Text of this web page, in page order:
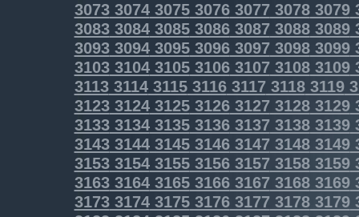
3073307430753076307730783079
3083308430853086308730883089
3093309430953096309730983099
3103310431053106310731083109
3113311431153116311731183119
3123312431253126312731283129
3133313431353136313731383139
3143314431453146314731483149
31533154315531563157 31583159
31633164316531663167 31683169
3173317431753176317731783179